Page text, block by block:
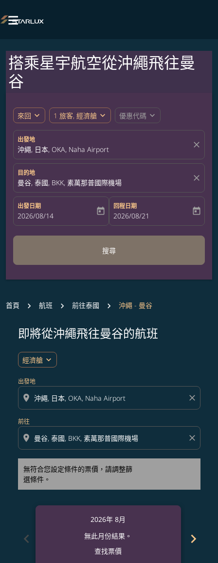

搭乘星宇航空從沖繩飛往曼
谷
來回 expand_more 1 旅客, 經濟艙 expand_more 優惠代碼 expand_more
出發地
沖繩, 日本, OKA, Naha Airport close
目的地
曼谷, 泰國, BKK, 素萬那普國際機場 close
出發日期
fc-booking-departure-date-aria-label
2026/08/14 today
回程日期
fc-booking-return-date-aria-label
2026/08/21 today
搜尋
首頁 航班 前往泰國 沖繩 - 曼谷
即將從沖繩飛往曼谷的航班
經濟艙 expand_more
出發地
location_on close
前往
location_on close
無符合您設定條件的票價，請調整篩
選條件。
無符合您設定條件的票價，請調整篩選條件。
chevron_left
2026年 8月
無此月份結果。
查找票價
chevron_right